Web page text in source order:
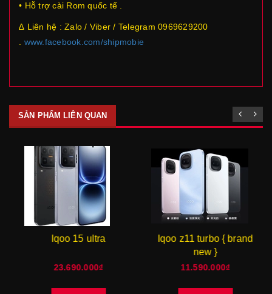
• Hỗ trợ cài Rom quốc tế .
∆ Liên hệ : Zalo / Viber / Telegram 0969629200
. www.facebook.com/shipmobie
SẢN PHẨM LIÊN QUAN
Iqoo 15 ultra
23.690.000₫
Iqoo z11 turbo { brand
new }
11.590.000₫